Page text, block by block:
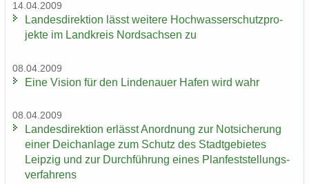
14.04.2009
Lan­des­di­rek­ti­on lässt wei­te­re Hoch­was­ser­schutz­pro­
jek­te im Land­kreis Nord­sach­sen zu
08.04.2009
Eine Vi­si­on für den Lin­de­nau­er Hafen wird wahr
08.04.2009
Lan­des­di­rek­ti­on er­lässt An­ord­nung zur Not­si­che­rung
einer Deich­an­la­ge zum Schutz des Stadt­ge­bie­tes
Leip­zig und zur Durch­füh­rung eines Plan­fest­stel­lungs­
ver­fah­rens